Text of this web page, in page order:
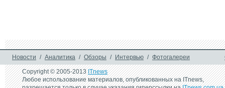
Новости / Аналитика / Обзоры / Интервью / Фотогалереи
Copyright © 2005-2013ITnews
Любое использование материалов, опубликованных на ITnews,